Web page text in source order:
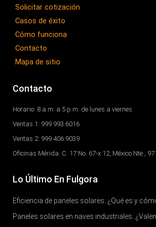
Solicitar cotización
Casos de éxito
Cómo funciona
Contacto
Mapa de sitio
Contacto
Horario: 8 a.m. a 5 p.m. de lunes a viernes.
Ventas 1: 999 993 6016
Ventas 2: 999 406 9039
Oficinas Mérida: C. 17 No. 67-x 12, México Nte.,
Lo Último En Fulgora
Eficiencia de paneles solares: ¿Qué es y
Paneles solares en naves industriales: